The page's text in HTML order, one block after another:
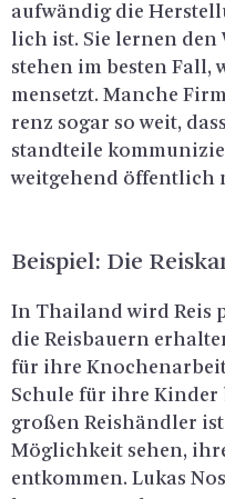
auf­wän­dig die
lich ist. Sie ler­nen den
ste­hen im bes­ten Fall,
men­setzt. Man­che
renz sogar so weit,
stand­tei­le
weit­ge­hend öf­fent­lich
Bei­spiel: Die
In Thai­land wird Reis
die Reis­bau­ern
für ihre
Schu­le für ihre Kin­der
gro­ßen Reis­händ­ler
Mög­lich­keit sehen,
ent­kom­men. Lukas